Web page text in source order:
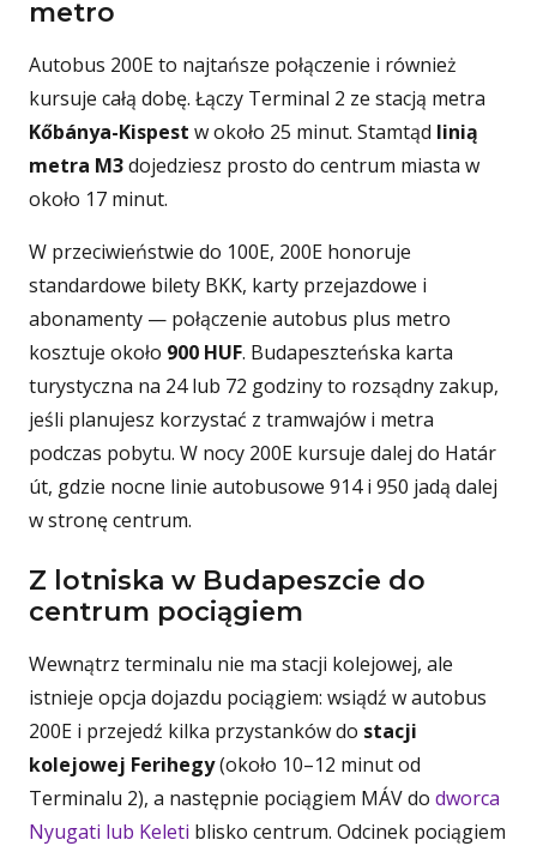
metro
Autobus 200E to najtańsze połączenie i również
kursuje całą dobę. Łączy Terminal 2 ze stacją metra
Kőbánya-Kispest w około 25 minut. Stamtąd linią
metra M3dojedziesz prosto do centrum miasta w
około 17 minut.
W przeciwieństwie do 100E, 200E honoruje
standardowe bilety BKK, karty przejazdowe i
abonamenty — połączenie autobus plus metro
kosztuje około 900 HUF. Budapeszteńska karta
turystyczna na 24 lub 72 godziny to rozsądny zakup,
jeśli planujesz korzystać z tramwajów i metra
podczas pobytu. W nocy 200E kursuje dalej do Határ
út, gdzie nocne linie autobusowe 914 i 950 jadą dalej
w stronę centrum.
Z lotniska w Budapeszcie do
centrum pociągiem
Wewnątrz terminalu nie ma stacji kolejowej, ale
istnieje opcja dojazdu pociągiem: wsiądź w autobus
200E i przejedź kilka przystanków do stacji
kolejowej Ferihegy(około 10–12 minut od
Terminalu 2), a następnie pociągiem MÁV do dworca
Nyugati lub Keleti blisko centrum. Odcinek pociągiem